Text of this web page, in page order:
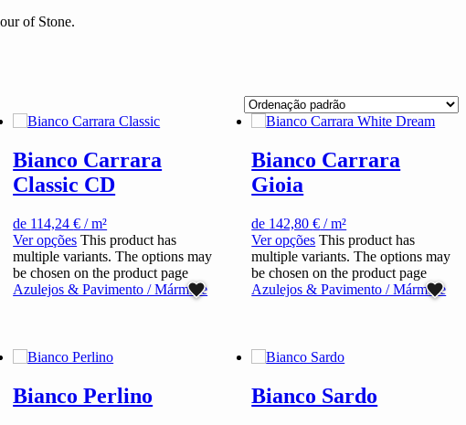
of Stone.
Bianco Carrara
Classic CD
de 114,24€ / m²
Ver opções This product has
multiple variants. The options may
be chosen on the product page
Azulejos & Pavimento / Mármore
Bianco Carrara
Gioia
de 142,80€ / m²
Ver opções This product has
multiple variants. The options may
be chosen on the product page
Azulejos & Pavimento / Mármore
Bianco Perlino Bianco Sardo